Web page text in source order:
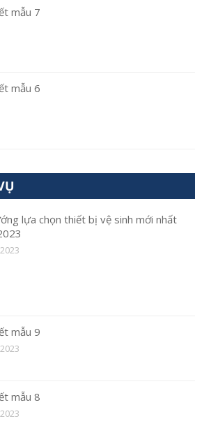
mẫu 7
mẫu 6
lựa chọn thiết bị vệ sinh mới nhất
mẫu 9
mẫu 8